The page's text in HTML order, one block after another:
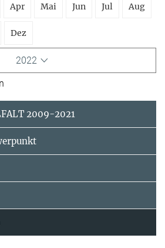
Apr Mai Jun Jul Aug
Dez
2022
2009-2021